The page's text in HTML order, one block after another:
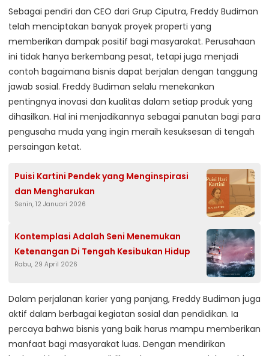
Sebagai pendiri dan CEO dari Grup Ciputra, Freddy Budiman
telah menciptakan banyak proyek properti yang
memberikan dampak positif bagi masyarakat. Perusahaan
ini tidak hanya berkembang pesat, tetapi juga menjadi
contoh bagaimana bisnis dapat berjalan dengan tanggung
jawab sosial. Freddy Budiman selalu menekankan
pentingnya inovasi dan kualitas dalam setiap produk yang
dihasilkan. Hal ini menjadikannya sebagai panutan bagi para
pengusaha muda yang ingin meraih kesuksesan di tengah
persaingan ketat.
Puisi Kartini Pendek yang Menginspirasi
dan Mengharukan
Senin, 12 Januari 2026
Kontemplasi Adalah Seni Menemukan
Ketenangan Di Tengah Kesibukan Hidup
Rabu, 29 April 2026
Dalam perjalanan karier yang panjang, Freddy Budiman juga
aktif dalam berbagai kegiatan sosial dan pendidikan. Ia
percaya bahwa bisnis yang baik harus mampu memberikan
manfaat bagi masyarakat luas. Dengan mendirikan